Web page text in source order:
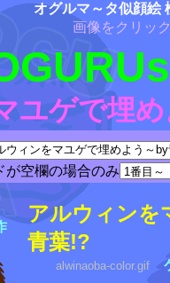
オグルマ～タ似顔絵
画像をクリッ
ユゲで埋
が空欄の場合のみ
アルウィンを
青葉!?
alwinaoba-color.gif